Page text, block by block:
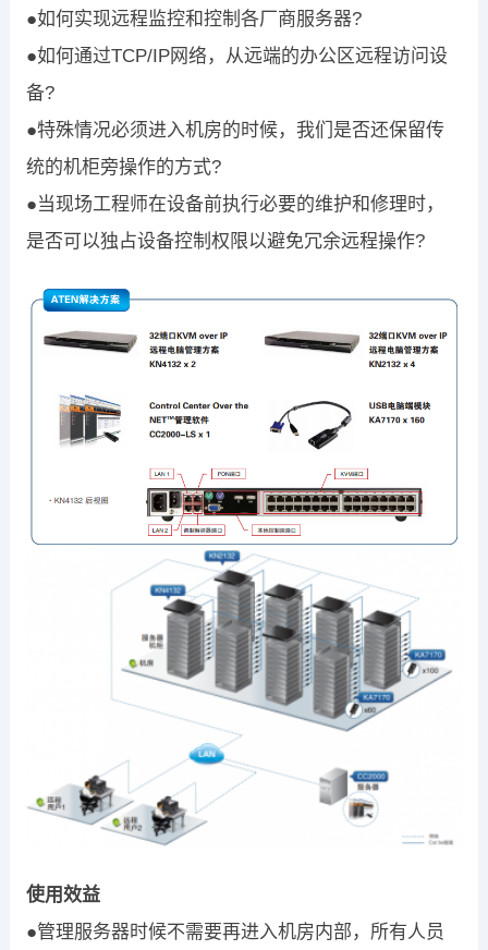
●如何实现远程监控和控制各厂商服务器?
●如何通过TCP/IP网络，从远端的办公区远程访问设
备?
●特殊情况必须进入机房的时候，我们是否还保留传
统的机柜旁操作的方式?
●当现场工程师在设备前执行必要的维护和修理时，
是否可以独占设备控制权限以避免冗余远程操作?
使用效益
●管理服务器时候不需要再进入机房内部，所有人员